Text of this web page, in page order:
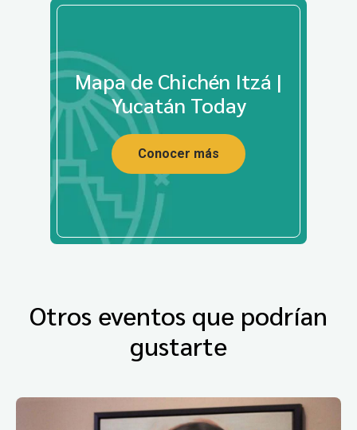
Mapa de Chichén Itzá |
Yucatán Today
Conocer más
Otros eventos que podrían
gustarte